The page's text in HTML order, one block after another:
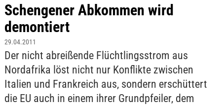
Schengener Abkommen wird
demontiert
29.04.2011
Der nicht abreißende Flüchtlingsstrom aus
Nordafrika löst nicht nur Konflikte zwischen
Italien und Frankreich aus, sondern erschüttert
die EU auch in einem ihrer Grundpfeiler, dem